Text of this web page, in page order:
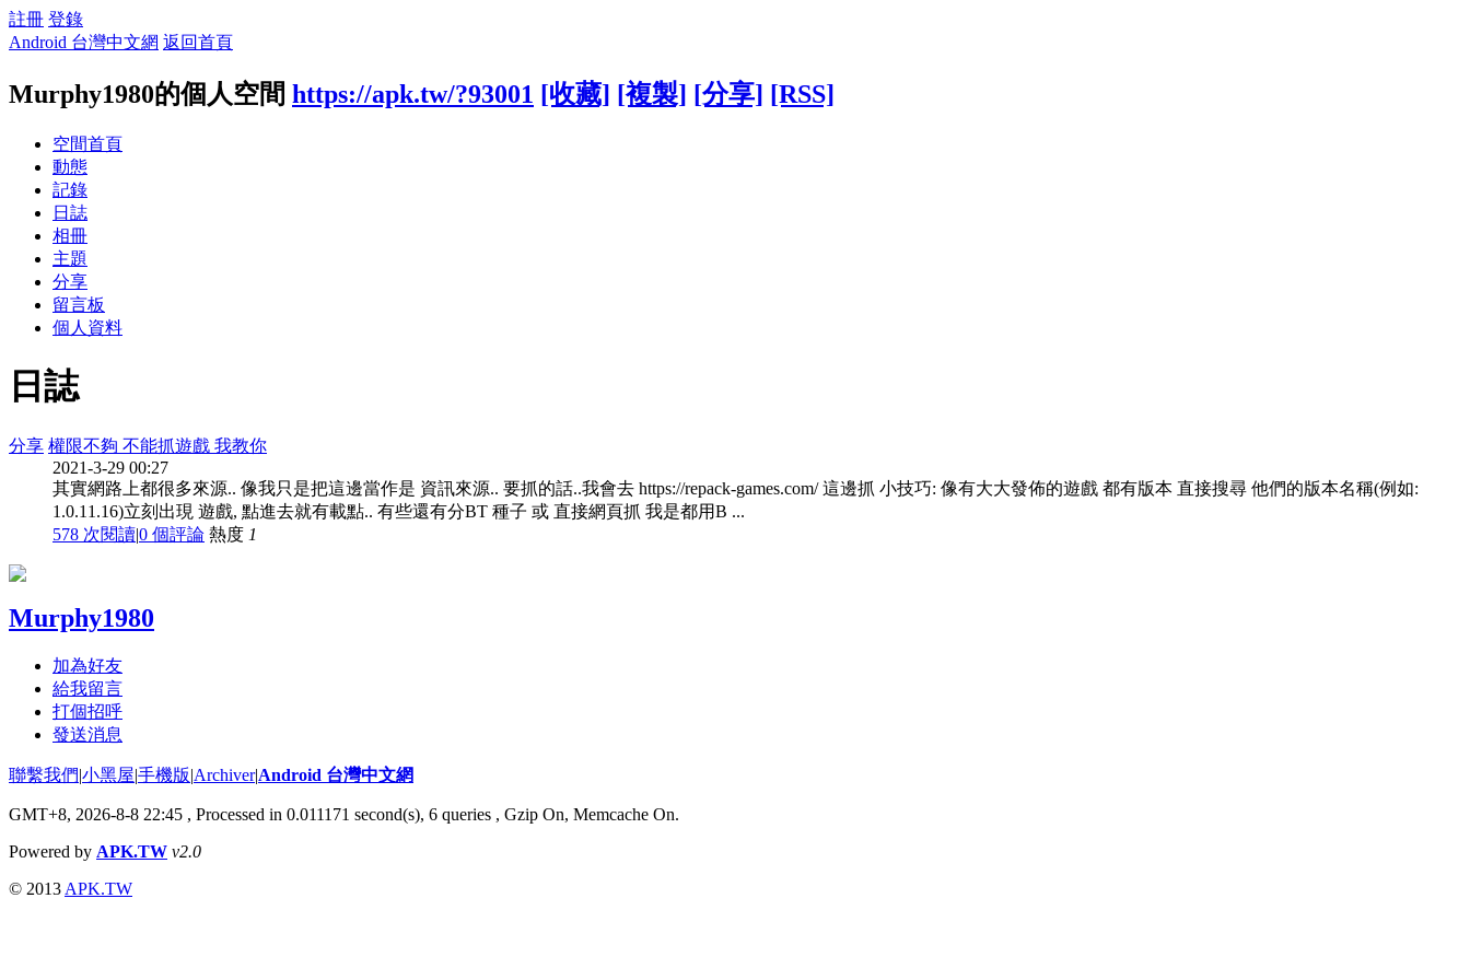
註冊 登錄
Android 台灣中文網 返回首頁
Murphy1980的個人空間 https://apk.tw/?93001 [收藏] [複製] [分享] [RSS]
空間首頁
動態
記錄
日誌
相冊
主題
分享
留言板
個人資料
日誌
分享 權限不夠 不能抓遊戲 我教你
2021-3-29 00:27
其實網路上都很多來源.. 像我只是把這邊當作是 資訊來源.. 要抓的話..我會去 https://repack-games.com/ 這邊抓 小技巧: 像有大大發佈的遊戲 都有版本 直接搜尋 他們的版本名稱(例如:
1.0.11.16)立刻出現 遊戲, 點進去就有載點.. 有些還有分BT 種子 或 直接網頁抓 我是都用B ...
578 次閱讀|0 個評論 熱度 1
Murphy1980
加為好友
給我留言
打個招呼
發送消息
聯繫我們|小黑屋|手機版|Archiver|Android 台灣中文網
GMT+8, 2026-8-8 22:45 , Processed in 0.011171 second(s), 6 queries , Gzip On, Memcache On.
Powered by APK.TW v2.0
© 2013 APK.TW